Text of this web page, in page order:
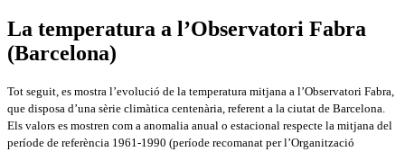
La temperatura a l’Observatori Fabra
(Barcelona)
Tot seguit, es mostra l’evolució de la temperatura mitjana a l’Observatori Fabra,
que disposa d’una sèrie climàtica centenària, referent a la ciutat de Barcelona.
Els valors es mostren com a anomalia anual o estacional respecte la mitjana del
període de referència 1961-1990 (període recomanat per l’Organització